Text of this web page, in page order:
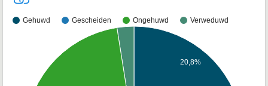
Gehuwd Gescheiden Ongehuwd Verweduwd
20,8%